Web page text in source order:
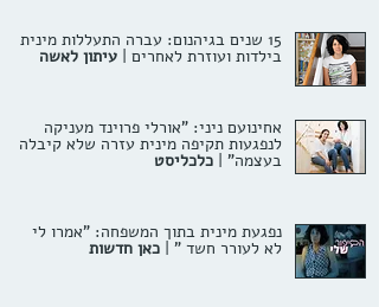
15 שנים בגיהנום: עברה התעללות מינית
בילדות ועוזרת לאחרים | עיתון לאשה
אחינועם ניני: "אורלי פרוינד מעניקה
לנפגעות תקיפה מינית עזרה שלא קיבלה
בעצמה" | כלכליסט
נפגעת מינית בתוך המשפחה: "אמרו לי
לא לעורר חשד " | כאן חדשות